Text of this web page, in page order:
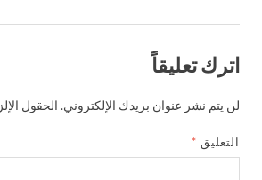
اترك تعليقاً
لن يتم نشر عنوان بريدك الإلكتروني. الحقول
التعليق *